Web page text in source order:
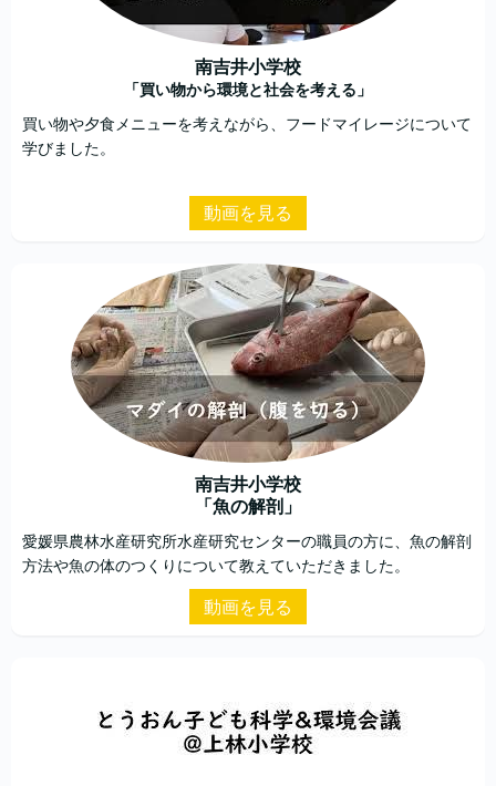
南吉井小学校
「買い物から環境と社会を考える」
買い物や夕食メニューを考えながら、フードマイレージについて
学びました。
動画を見る
南吉井小学校
「魚の解剖」
愛媛県農林水産研究所水産研究センターの職員の方に、魚の解剖
方法や魚の体のつくりについて教えていただきました。
動画を見る